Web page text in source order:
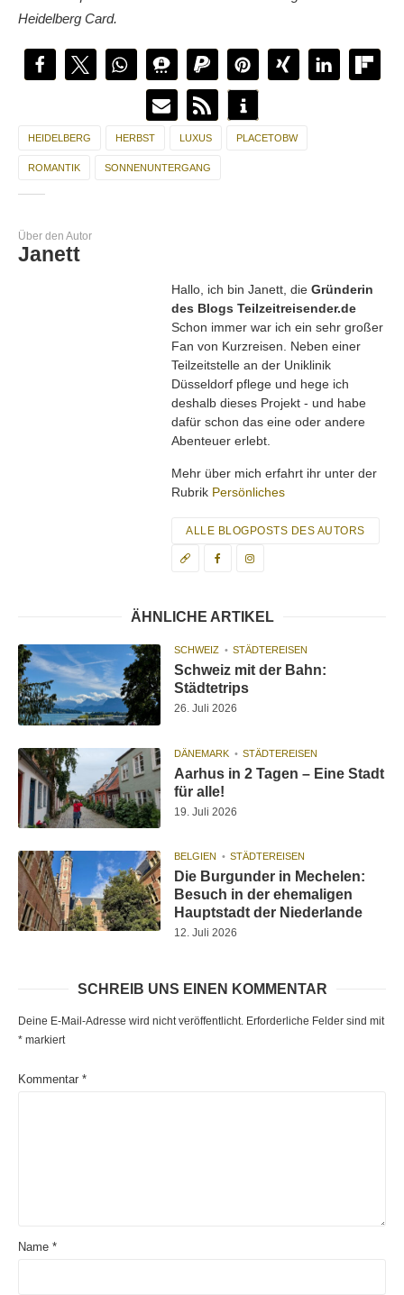
eine Straßenbahn. Natürlich hat der Europäische Hof auch eine
Tiefgarage.
Bäder haben eine Whirlpoolfunktion. Preislich ist eine
Übernachtung möglich ab 229 Euro pro Einzelzimmer
verraten.
Heidelberg Card.
HEIDELBERG HERBST LUXUS PLACETOBW
ROMANTIK SONNENUNTERGANG
Über den Autor
Janett
Hallo, ich bin Janett, die Gründerin
des Blogs Teilzeitreisender.de
Schon immer war ich ein sehr großer
Fan von Kurzreisen. Neben einer
Teilzeitstelle an der Uniklinik
Düsseldorf pflege und hege ich
deshalb dieses Projekt - und habe
dafür schon das eine oder andere
Abenteuer erlebt.
Mehr über mich erfahrt ihr unter der
Rubrik Persönliches
ALLE BLOGPOSTS DES AUTORS
ÄHNLICHE ARTIKEL
SCHWEIZ STÄDTEREISEN
Schweiz mit der Bahn:
Städtetrips
26. Juli 2026
DÄNEMARK STÄDTEREISEN
Aarhus in 2 Tagen – Eine Stadt
für alle!
19. Juli 2026
BELGIEN STÄDTEREISEN
Die Burgunder in Mechelen:
Besuch in der ehemaligen
Hauptstadt der Niederlande
12. Juli 2026
SCHREIB UNS EINEN KOMMENTAR
Deine E-Mail-Adresse wird nicht veröffentlicht. Erforderliche Felder sind mit
* markiert
Kommentar *
Name *